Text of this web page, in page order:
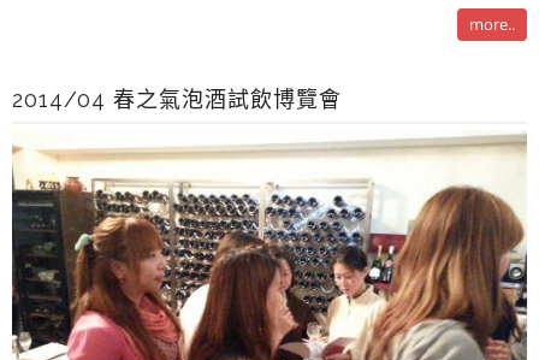
more..
2014/04 春之氣泡酒試飲博覽會